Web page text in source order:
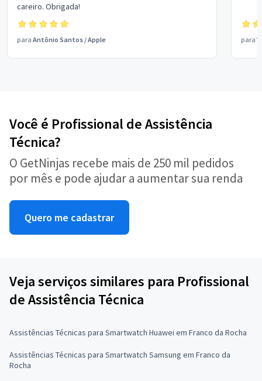
careiro. Obrigada!
para Antônio Santos /Apple para
Você é Profissional de Assistência
Técnica?
O GetNinjas recebe mais de 250 mil pedidos
por mês e pode ajudar a aumentar sua renda
Quero me cadastrar
Veja serviços similares para Profissional
de Assistência Técnica
Assistências Técnicas para Smartwatch Huawei em Franco da Rocha
Assistências Técnicas para Smartwatch Samsung em Franco da
Rocha